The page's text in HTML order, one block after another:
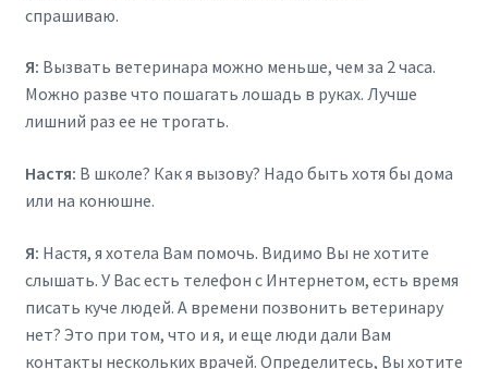
спрашиваю.
Я: Вызвать ветеринара можно меньше, чем за 2 часа.
Можно разве что пошагать лошадь в руках. Лучше
лишний раз ее не трогать.
Настя: В школе? Как я вызову? Надо быть хотя бы дома
или на конюшне.
Я: Настя, я хотела Вам помочь. Видимо Вы не хотите
слышать. У Вас есть телефон с Интернетом, есть время
писать куче людей. А времени позвонить ветеринару
нет? Это при том, что и я, и еще люди дали Вам
контакты нескольких врачей. Определитесь, Вы хотите